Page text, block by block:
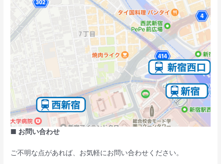
■ お問い合わせ
ご不明な点があれば、お気軽にお問い合わせください。